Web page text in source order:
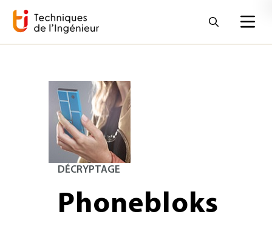
DÉCRYPTAGE
Phonebloks